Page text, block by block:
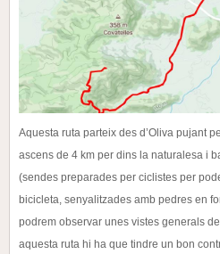
Aquesta ruta parteix des d’Oliva pujant
ascens de 4 km per dins la naturalesa i
(sendes preparades per ciclistes per
bicicleta, senyalitzades amb pedres en
podrem observar unes vistes generals
aquesta ruta hi ha que tindre un bon